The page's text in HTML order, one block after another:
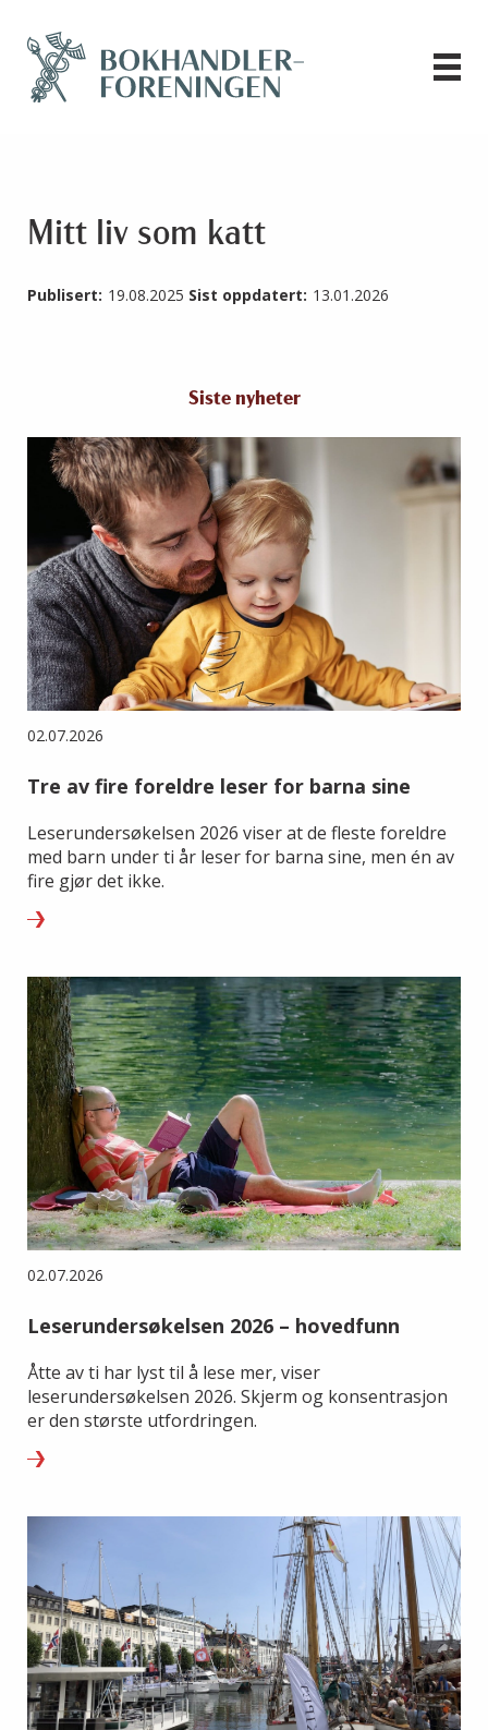
Mitt liv som katt
Publisert: 19.08.2025 Sist oppdatert: 13.01.2026
Siste nyheter
02.07.2026
Tre av fire foreldre leser for barna sine
Leserundersøkelsen 2026 viser at de fleste foreldre
med barn under ti år leser for barna sine, men én av
fire gjør det ikke.
02.07.2026
Leserundersøkelsen 2026 – hovedfunn
Åtte av ti har lyst til å lese mer, viser
leserundersøkelsen 2026. Skjerm og konsentrasjon
er den største utfordringen.